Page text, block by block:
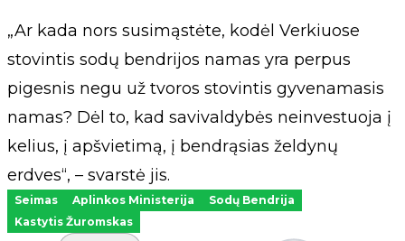
„Ar kada nors susimąstėte, kodėl Verkiuose
stovintis sodų bendrijos namas yra perpus
pigesnis negu už tvoros stovintis gyvenamasis
namas? Dėl to, kad savivaldybės neinvestuoja į
kelius, į apšvietimą, į bendrąsias želdynų
erdves“, – svarstė jis.
Seimas Aplinkos Ministerija
Sodų Bendrija
Kastytis Žuromskas